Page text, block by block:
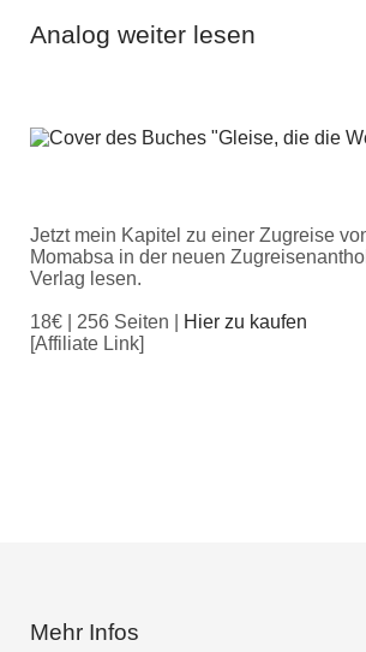
Analog weiter lesen
Jetzt mein Kapitel zu einer Zugreise
Momabsa in der neuen
Verlag lesen.
18€ | 256 Seiten |
Hier zu kaufen
[Affiliate Link]
Mehr Infos